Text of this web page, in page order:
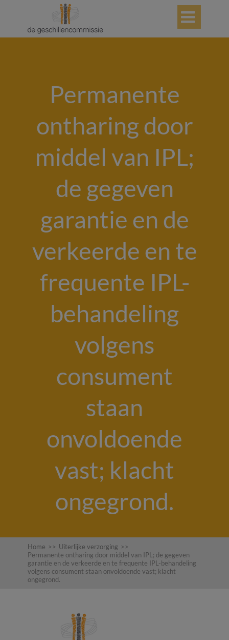

Permanente
ontharing door
middel van IPL;
de gegeven
garantie en de
verkeerde en te
frequente IPL-
behandeling
volgens
consument
staan
onvoldoende
vast; klacht
ongegrond.
Home >> Uiterlijke verzorging >>
Permanente ontharing door middel van IPL; de gegeven
garantie en de verkeerde en te frequente IPL-behandeling
volgens consument staan onvoldoende vast; klacht
ongegrond.